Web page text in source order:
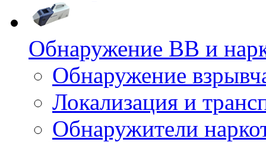
Обнаружение ВВ и
Обнаружение
Локализация и
Обнаружители